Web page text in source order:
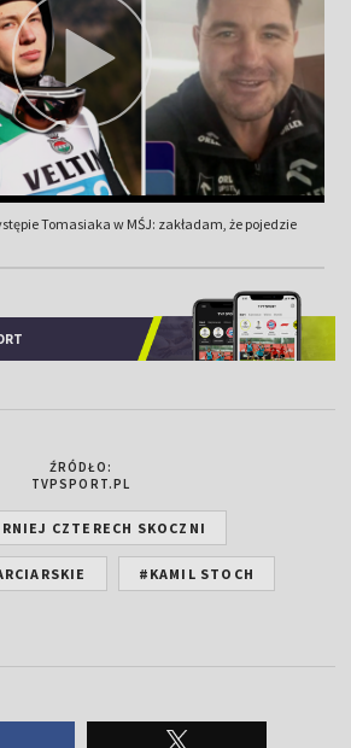
Tomasiaka w MŚJ: zakładam, że pojedzie
ŹRÓDŁO:
TVPSPORT.PL
CZTERECH SKOCZNI
#KAMIL STOCH